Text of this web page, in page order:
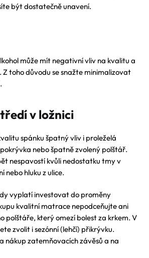
být dostatečně unavení.
může mít negativní vliv na kvalitu a
Z toho důvodu se snažte minimalizovat
v ložnici
spánku špatný vliv i proleželá
nebo špatně zvolený polštář.
nespavostí kvůli nedostatku tmy v
nebo hluku z ulice.
vyplatí investovat do proměny
kvalitní matrace nepodceňujte ani
polštáře, který omezí bolest za krkem. V
zvolit i sezónní (lehčí) přikrývku.
nákup zatemňovacích závěsů a na